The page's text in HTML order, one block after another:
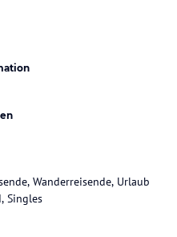
Wanderreisende, Urlaub
Singles